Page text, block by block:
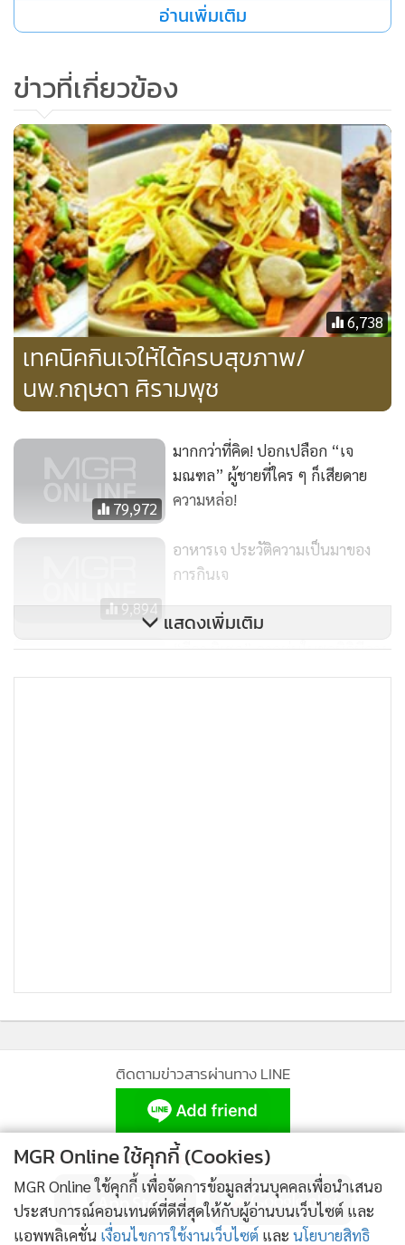
หรือในบางกรณีก็ไม่เกี่ยวกับการรับประทานมังสวิรัติหรือไม่รับ
ประทานมังสวิรัติ แต่เรากลับพบประเทศต่างๆที่รับประทานแป้ง
และน้ำตาลมาก็มักพบมะเร็งตับมาก (ตามภาพแผนที่ 3)
อ่านเพิ่มเติม
ข่าวที่เกี่ยวข้อง
6,738
เทคนิคกินเจให้ได้ครบสุขภาพ/
นพ.กฤษดา ศิรามพุช
79,972
มากกว่าที่คิด! ปอกเปลือก “เจ
มณฑล” ผู้ชายที่ใคร ๆ ก็เสียดาย
ความหล่อ!
9,894
อาหารเจ ประวัติความเป็นมาของ
การกินเจ
“ลีอา มิเชล” อวดหุ่นในชุดบิกินีควง
แฟนใหม่อดีตผู้ชายขายตัวจูบโชว์
แสดงเพิ่มเติม
ติดตามข่าวสารผ่านทาง LINE
MGR Online Application
MGR Online ใช้คุกกี้ (Cookies)
MGR Online ใช้คุกกี้ เพื่อจัดการข้อมูลส่วนบุคคลเพื่อนำเสนอ
ประสบการณ์คอนเทนต์ที่ดีที่สุดให้กับผู้อ่านบนเว็บไซต์ และ
แอพพลิเคชั่น เงื่อนไขการใช้งานเว็บไซต์ และ นโยบายสิทธิ